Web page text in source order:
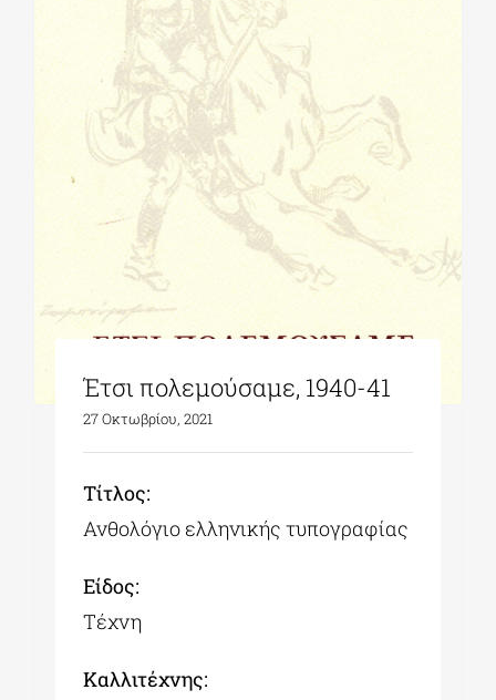
Έτσι πολεμούσαμε, 1940-41
27 Οκτωβρίου, 2021
Tίτλος:
Ανθολόγιο ελληνικής τυπογραφίας
Είδος:
Τέχνη
Καλλιτέχνης: